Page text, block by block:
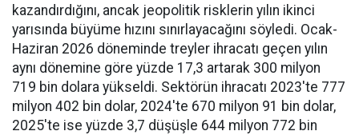
kazandır­dığını, ancak jeopolitik riskle­rin yılın ikinci
yarısında büyüme hızını sınırlayacağını söyledi. Ocak-
Haziran 2026 döneminde treyler ihracatı geçen yılın
aynı dönemine göre yüzde 17,3 artarak 300 milyon
719 bin dolara yüksel­di. Sektörün ihracatı 2023'te 777
milyon 402 bin dolar, 2024'te 670 milyon 91 bin dolar,
2025'te ise yüzde 3,7 düşüşle 644 milyon 772 bin